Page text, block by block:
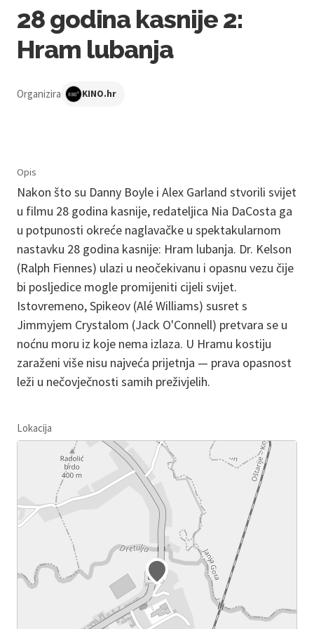
28 godina kasnije 2:
Hram lubanja
Organizira KINO.hr
Opis
Nakon što su Danny Boyle i Alex Garland stvorili svijet
u filmu 28 godina kasnije, redateljica Nia DaCosta ga
u potpunosti okreće naglavačke u spektakularnom
nastavku 28 godina kasnije: Hram lubanja. Dr. Kelson
(Ralph Fiennes) ulazi u neočekivanu i opasnu vezu čije
bi posljedice mogle promijeniti cijeli svijet.
Istovremeno, Spikeov (Alé Williams) susret s
Jimmyjem Crystalom (Jack O'Connell) pretvara se u
noćnu moru iz koje nema izlaza. U Hramu kostiju
zaraženi više nisu najveća prijetnja — prava opasnost
leži u nečovječnosti samih preživjelih.
Lokacija